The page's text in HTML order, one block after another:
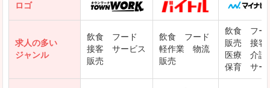
クリーデンス
ロゴ
求人の多い
ジャンル
飲食 フード
接客 サービス
販売
飲食 フード
軽作業 物流
販売
飲食 フー
販売 接客
医療 介護
保育 サー